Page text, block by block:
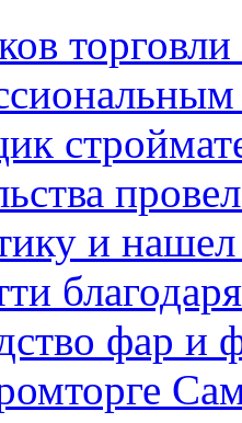
и
фар и